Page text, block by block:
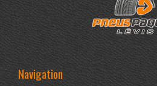
Navigation